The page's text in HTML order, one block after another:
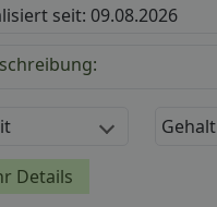
seit: 09.08.2026
Gehalt
Details